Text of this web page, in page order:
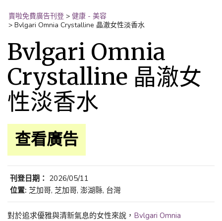
賣啦免費廣告刊登 > 健康 - 美容
> Bvlgari Omnia Crystalline 晶澈女性淡香水
Bvlgari Omnia
Crystalline 晶澈女
性淡香水
查看廣告
刊登日期： 2026/05/11
位置: 芝加哥, 芝加哥, 澎湖縣, 台灣
對於追求優雅與清新氣息的女性來說， Bvlgari Omnia